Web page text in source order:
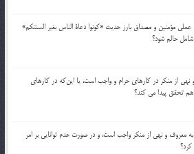
مؤمنين و مصداق بارز حديث «كونوا دعاة الناس بغير السنتكم»
حالم شود؟
نهي از منكر در كارهاي حرام و واجب است، يا اين‌كه در كارهاي
تحقق پيدا مي كند؟
معروف و نهي از منکر واجب است، و در صورت عدم توانايي بر امر